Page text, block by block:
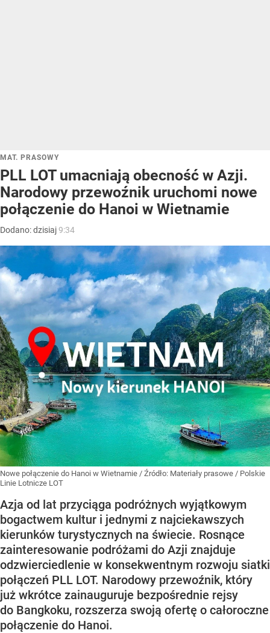
MAT. PRASOWY
PLL LOT umacniają obecność w Azji.
Narodowy przewoźnik uruchomi nowe
połączenie do Hanoi w Wietnamie
Dodano:dzisiaj9:34
Nowe połączenie do Hanoi w Wietnamie / Źródło: Materiały prasowe / Polskie
Linie Lotnicze LOT
Azja od lat przyciąga podróżnych wyjątkowym
bogactwem kultur i jednymi z najciekawszych
kierunków turystycznych na świecie. Rosnące
zainteresowanie podróżami do Azji znajduje
odzwierciedlenie w konsekwentnym rozwoju siatki
połączeń PLL LOT. Narodowy przewoźnik, który
już wkrótce zainauguruje bezpośrednie rejsy
do Bangkoku, rozszerza swoją ofertę o całoroczne
połączenie do Hanoi.